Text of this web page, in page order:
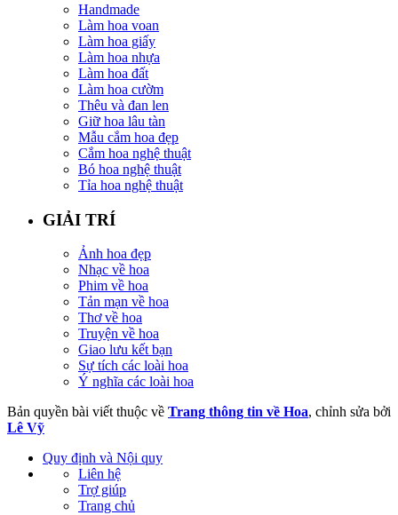
Handmade
Làm hoa voan
Làm hoa giấy
Làm hoa nhựa
Làm hoa đất
Làm hoa cườm
Thêu và đan len
Giữ hoa lâu tàn
Mẫu cắm hoa đẹp
Cắm hoa nghệ thuật
Bó hoa nghệ thuật
Tỉa hoa nghệ thuật
GIẢI TRÍ
Ảnh hoa đẹp
Nhạc về hoa
Phim về hoa
Tản mạn về hoa
Thơ về hoa
Truyện về hoa
Giao lưu kết bạn
Sự tích các loài hoa
Ý nghĩa các loài hoa
Bản quyền bài viết thuộc về Trang thông tin về Hoa, chỉnh sửa bởi
Lê Vỹ
Quy định và Nội quy
Liên hệ
Trợ giúp
Trang chủ